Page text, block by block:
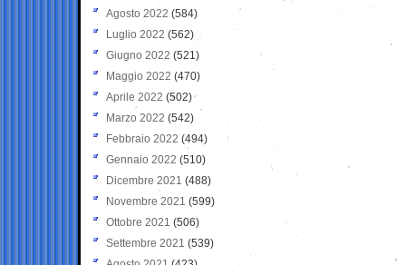
Agosto 2022 (584)
Luglio 2022 (562)
Giugno 2022 (521)
Maggio 2022 (470)
Aprile 2022 (502)
Marzo 2022 (542)
Febbraio 2022 (494)
Gennaio 2022 (510)
Dicembre 2021 (488)
Novembre 2021 (599)
Ottobre 2021 (506)
Settembre 2021 (539)